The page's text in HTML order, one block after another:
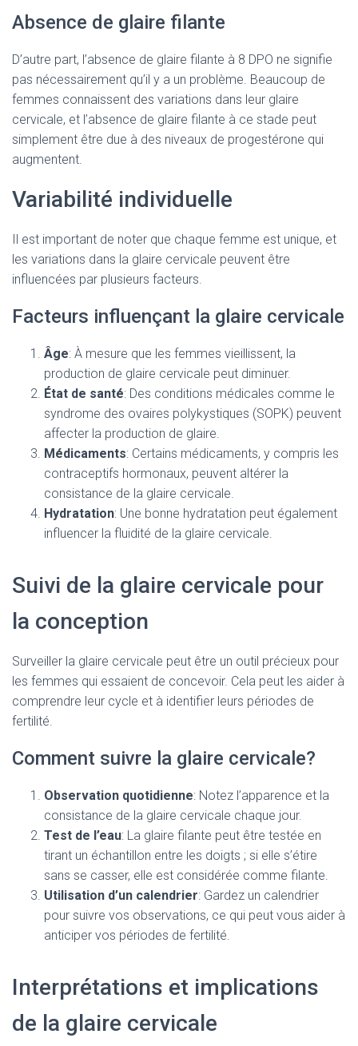
Absence de glaire filante
D’autre part, l’absence de glaire filante à 8 DPO ne signifie
pas nécessairement qu’il y a un problème. Beaucoup de
femmes connaissent des variations dans leur glaire
cervicale, et l’absence de glaire filante à ce stade peut
simplement être due à des niveaux de progestérone qui
augmentent.
Variabilité individuelle
Il est important de noter que chaque femme est unique, et
les variations dans la glaire cervicale peuvent être
influencées par plusieurs facteurs.
Facteurs influençant la glaire cervicale
Âge: À mesure que les femmes vieillissent, la
production de glaire cervicale peut diminuer.
État de santé: Des conditions médicales comme le
syndrome des ovaires polykystiques (SOPK) peuvent
affecter la production de glaire.
Médicaments: Certains médicaments, y compris les
contraceptifs hormonaux, peuvent altérer la
consistance de la glaire cervicale.
Hydratation: Une bonne hydratation peut également
influencer la fluidité de la glaire cervicale.
Suivi de la glaire cervicale pour
la conception
Surveiller la glaire cervicale peut être un outil précieux pour
les femmes qui essaient de concevoir. Cela peut les aider à
comprendre leur cycle et à identifier leurs périodes de
fertilité.
Comment suivre la glaire cervicale?
Observation quotidienne: Notez l’apparence et la
consistance de la glaire cervicale chaque jour.
Test de l’eau: La glaire filante peut être testée en
tirant un échantillon entre les doigts ; si elle s’étire
sans se casser, elle est considérée comme filante.
Utilisation d’un calendrier: Gardez un calendrier
pour suivre vos observations, ce qui peut vous aider à
anticiper vos périodes de fertilité.
Interprétations et implications
de la glaire cervicale